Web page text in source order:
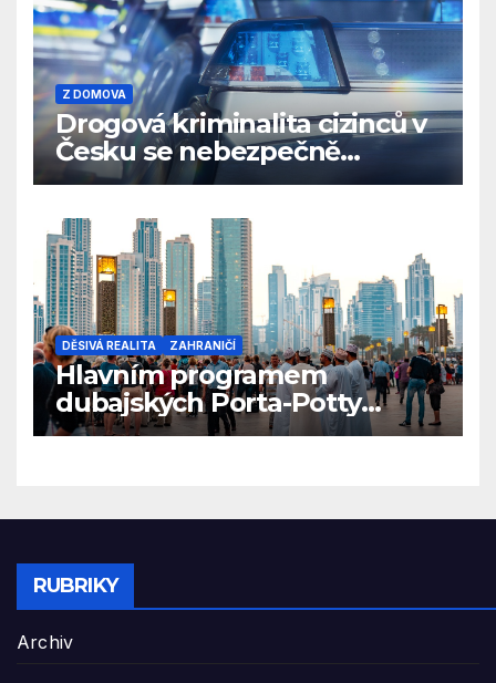
Z DOMOVA
Drogová kriminalita cizinců v
Česku se nebezpečně
rozrůstá
DĚSIVÁ REALITA ZAHRANIČÍ
Hlavním programem
dubajských Porta-Potty
večírků je vyměšování tělních
RUBRIKY
Archiv